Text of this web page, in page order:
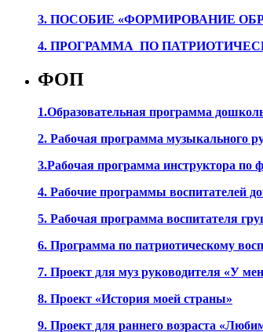
3. ПОСОБИЕ «ФОРМИРОВАНИЕ
4. ПРОГРАММА ПО
ФОП
1.Образовательная программа
2. Рабочая программа музыкального
3.Рабочая программа инструктора по
4. Рабочие программы воспитателей
5. Рабочая программа воспитателя
6. Программа по патриотическому
7. Проект для муз руководителя «У
8. Проект «История моей страны»
9. Проект для раннего возраста